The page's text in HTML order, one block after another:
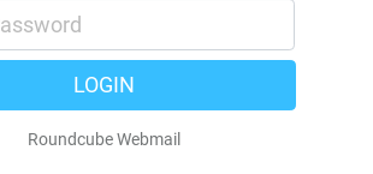
LOGIN
Roundcube Webmail